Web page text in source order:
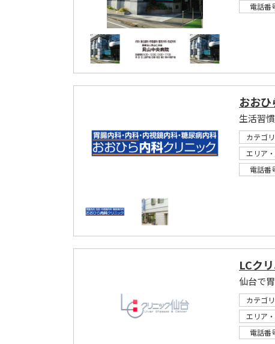
電話番
おおひ
生活習
カテゴ
エリア
電話番
LCク
仙台で
カテゴ
エリア
電話番